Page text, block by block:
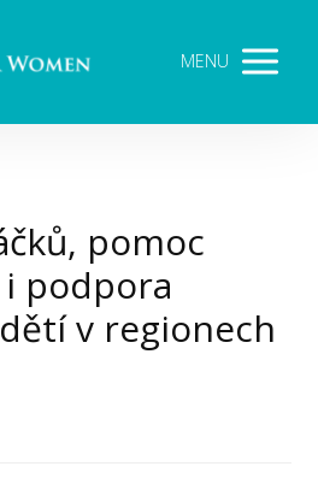
MENU
pomoc
podpora
v regionech